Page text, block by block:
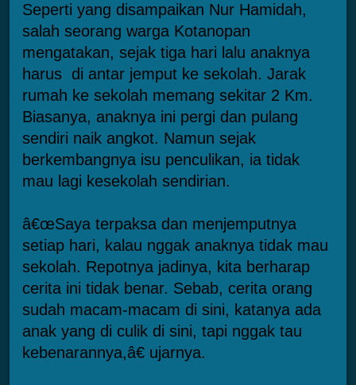
Seperti yang disampaikan Nur Hamidah,
salah seorang warga Kotanopan
mengatakan, sejak tiga hari lalu anaknya
harus di antar jemput ke sekolah. Jarak
rumah ke sekolah memang sekitar 2 Km.
Biasanya, anaknya ini pergi dan pulang
sendiri naik angkot. Namun sejak
berkembangnya isu penculikan, ia tidak
mau lagi kesekolah sendirian.
â€œSaya terpaksa dan menjemputnya
setiap hari, kalau nggak anaknya tidak mau
sekolah. Repotnya jadinya, kita berharap
cerita ini tidak benar. Sebab, cerita orang
sudah macam-macam di sini, katanya ada
anak yang di culik di sini, tapi nggak tau
kebenarannya,â€ ujarnya.